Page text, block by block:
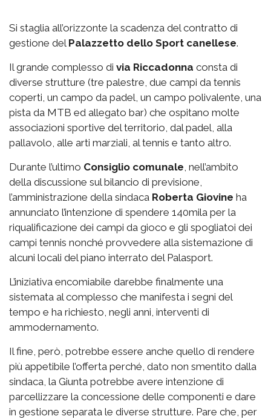
Si staglia all’orizzonte la scadenza del contratto di
gestione del Palazzetto dello Sport canellese.
Il grande complesso di via Riccadonna consta di
diverse strutture (tre palestre, due campi da tennis
coperti, un campo da padel, un campo polivalente, una
pista da MTB ed allegato bar) che ospitano molte
associazioni sportive del territorio, dal padel, alla
pallavolo, alle arti marziali, al tennis e tanto altro.
Durante l’ultimo Consiglio comunale, nell’ambito
della discussione sul bilancio di previsione,
l’amministrazione della sindaca Roberta Giovine ha
annunciato l’intenzione di spendere 140mila per la
riqualificazione dei campi da gioco e gli spogliatoi dei
campi tennis nonché provvedere alla sistemazione di
alcuni locali del piano interrato del Palasport.
L’iniziativa encomiabile darebbe finalmente una
sistemata al complesso che manifesta i segni del
tempo e ha richiesto, negli anni, interventi di
ammodernamento.
Il fine, però, potrebbe essere anche quello di rendere
più appetibile l’offerta perché, dato non smentito dalla
sindaca, la Giunta potrebbe avere intenzione di
parcellizzare la concessione delle componenti e dare
in gestione separata le diverse strutture. Pare che, per